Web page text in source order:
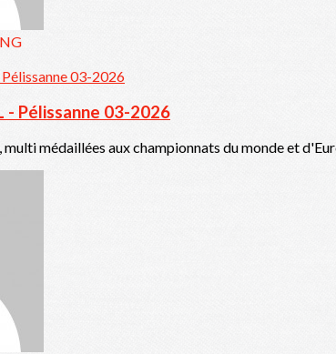
- Pélissanne 03-2026
multi médaillées aux championnats du monde et